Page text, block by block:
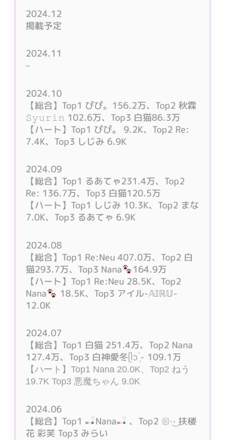
2024.12
掲載予定
2024.11
–
2024.10
【総合】Top1 ぴぴ。156.2万、Top2 秋霖
𝚂𝚢𝚞𝚛𝚒𝚗 102.6万、Top3 白猫86.3万
【ハート】Top1 ぴぴ。 9.2K、Top2 Re:
7.4K、Top3 しじみ 6.9K
2024.09
【総合】Top1 るあてゃ231.4万、Top2
Re: 136.7万、Top3 白猫120.5万
【ハート】Top1 しじみ 10.3K、Top2 まな
7.0K、Top3 るあてゃ 6.9K
2024.08
【総合】Top1 Re:Neu 407.0万、Top2 白
猫293.7万、Top3 Nana
164.9万
【ハート】Top1 Re:Neu 28.5K、Top2
Nana
18.5K、Top3 アイル-𝔸𝕀ℝ𝕌-
12.0K
2024.07
【総合】Top1 白猫 251.4万、Top2 Nana
127.4万、Top3 白神愛冬ᥫᩣ ̖́- 109.1万
【ハート】Top1 Nana 20.0K、Top2 ねう
19.7K Top3 悪魔ちゃん 9.0K
2024.06
【総合】Top1
Nana
、Top2 𑁍·͜· 扶楼
花 彩笑 Top3 みらい